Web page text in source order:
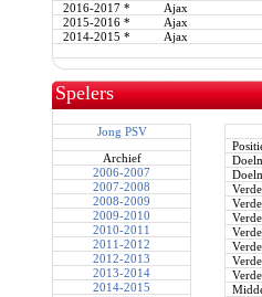
2016-2017 *
Ajax
2015-2016 *
Ajax
2014-2015 * Ajax
Spelers
Jong PSV
Archief
2006-2007
2007-2008
2008-2009
2009-2010
2010-2011
2011-2012
2012-2013
2013-2014
2014-2015